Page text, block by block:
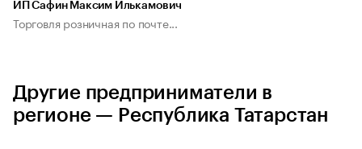
ИП Сафин Максим Илькамович
Торговля розничная по почте...
Другие предприниматели в
регионе — Республика Татарстан